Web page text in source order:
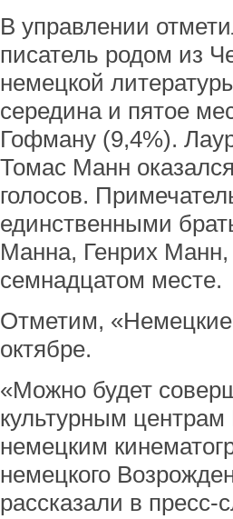
В управлении
писатель родом из
немецкой
середина и пятое
Гофману (9,4%).
Томас Манн
голосов.
единственными
Манна, Генрих Манн,
семнадцатом месте.
Отметим, «Немецкие
октябре.
«Можно будет
культурным
немецким
немецкого
рассказали в пресс-